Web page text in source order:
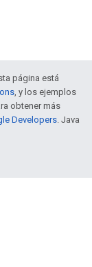
página está
, y los ejemplos
obtener más
Developers. Java